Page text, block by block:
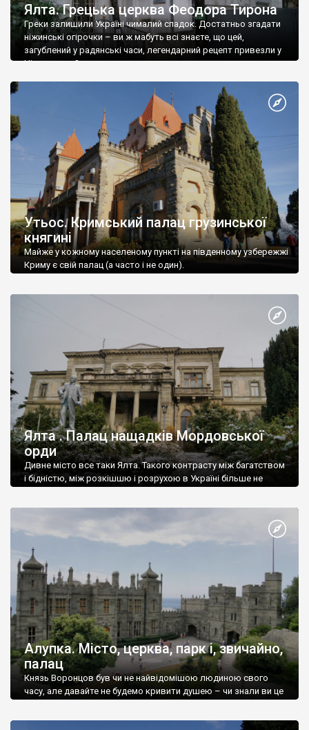
Ялта. Грецька церква Феодора Тирона
Греки залишили Україні чималий спадок. Достатньо згадати
ніжинські огірочки – ви ж мабуть всі знаєте, що цей,
загублений у радянські часи, легендарний рецепт привезли у
Ніжин греки?
Утьос. Кримський палац грузинської
княгині
Майже у кожному населеному пункті на південному узбережжі
Криму є свій палац (а часто і не один).
Ялта . Палац нащадків Мордовської
орди
Дивне місто все таки Ялта. Такого контрасту між багатством
і бідністю, між розкішшю і розрухою в Україні більше не
Алупка. Місто, церква, парк і, звичайно,
палац
Князь Воронцов був чи не найвідомішою людиною свого
часу, але давайте не будемо кривити душею – чи знали ви це